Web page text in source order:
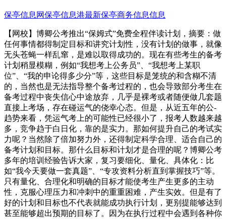
保亭信息网保亭信息港最新保亭商务信息信息
【网校】博卿公考推出“保姆式”免费全程伴读计划，摘要：做
任何事情都得制定目标和讲究计划性，没有计划的做事，就像
无头苍蝇一样乱窜，是难以取得成功的。现在有些考生的备考
计划稍显模糊，例如“我想考上公务员”、“我想考上某职
位”、“我的申论得多少分”等，这些目标是笼统的和含糊不清
的，当然也是无法指导整个备考过程的，也会导致部分考生在
备考过程中丧失信心中途放弃，几乎是裸考或者随便做几套题
直接上考场，存在碰运气的侥幸心态。但是，从近五年的公-
趋势来看，凭运气考上的可能性已经很小了，报考人数越来越
多，竞争趋于白日化，靠的是实力。那如何提升自己的考试实
力呢？当然除了倍加努力外，还得制定科学合理、适合自己的
备考计划和目标。那什么目标和计划才是合理的呢？博卿公考
多年的培训经验告诉大家，复习要细化、量化、具体化：比
如“我今天要做一套真题”、“专攻资料分析直到掌握技巧”等。
只有量化、合理化和明确的目标才能使考生产生更多的主动
性，克服心理压力和冲刺中的重重困难，产生实效。但是有了
好的计划和目标也不代表就能成功执行计划，更别提能够达到
甚至能够超出预期的目标了。因为在执行过程中会遇到各种你